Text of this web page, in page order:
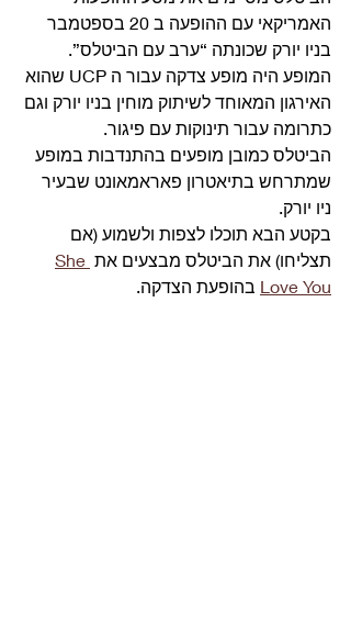
האמריקאי עם ההופעה ב 20 בספטמבר
בניו יורק שכונתה “ערב עם הביטלס”.
המופע היה מופע צדקה עבור ה UCP שהוא
האירגון המאוחד לשיתוק מוחין בניו יורק וגם
כתרומה עבור תינוקות עם פיגור.
הביטלס כמובן מופעים בהתנדבות במופע
שמתרחש בתיאטרון פאראמאונט שבעיר
ניו יורק.
בקטע הבא תוכלו לצפות ולשמוע (אם
תצליחו) את הביטלס מבצעים את She
Love You בהופעת הצדקה.